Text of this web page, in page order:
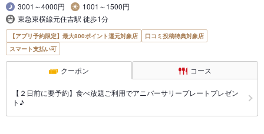
3001～4000円
1001～1500円
東急東横線元住吉駅 徒歩1分
【アプリ予約限定】最大800ポイント還元対象店
口コミ投稿特典対象店
スマート支払い可
クーポン コース
【２日前に要予約】食べ放題ご利用でアニバーサリープレートプレゼン
ト♪